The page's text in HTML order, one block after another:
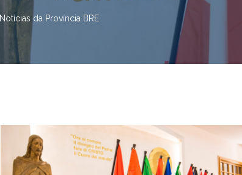
Notícias da Província BRE